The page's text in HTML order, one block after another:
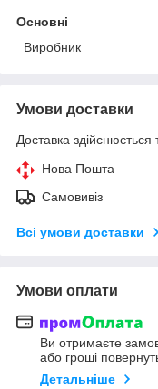
Основні
Виробник
Умови доставки
Доставка здійснюється
Нова Пошта
Самовивіз
Всі умови доставки
Умови оплати
Ви отримаєте
або гроші
Детальніше